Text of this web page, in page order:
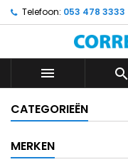
Telefoon: 053 478 3333
 
CATEGORIEËN
MERKEN